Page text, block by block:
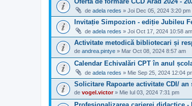
de adela redes » Joi Dec 05, 2024 3:20 pm
Invitație Simpozion - ediție Jubileu
de adela redes » Joi Oct 17, 2024 10:58 am
Activitate metodică bibliotecari și
de andrea.pintye » Mar Oct 08, 2024 8:57 am
Calendar Echivalări CPT în anul
de adela redes » Mie Sep 25, 2024 12:04
Solicitare Rapoarte activitate CDI/
de vogel.victor» Mie Iul 03, 2024 7:31 pm